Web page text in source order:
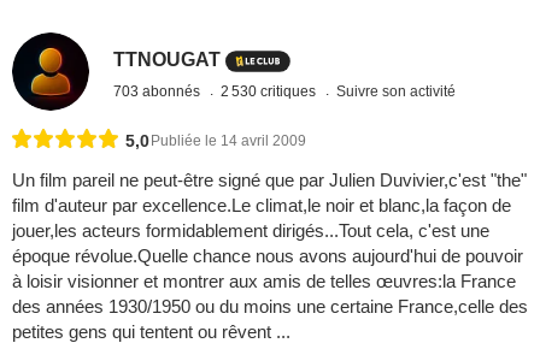
TTNOUGAT
703 abonnés 2 530 critiques Suivre son activité
5,0Publiée le 14 avril 2009
Un film pareil ne peut-être signé que par Julien Duvivier,c'est "the"
film d'auteur par excellence.Le climat,le noir et blanc,la façon de
jouer,les acteurs formidablement dirigés...Tout cela, c'est une
époque révolue.Quelle chance nous avons aujourd'hui de pouvoir
à loisir visionner et montrer aux amis de telles œuvres:la France
des années 1930/1950 ou du moins une certaine France,celle des
petites gens qui tentent ou rêvent ...